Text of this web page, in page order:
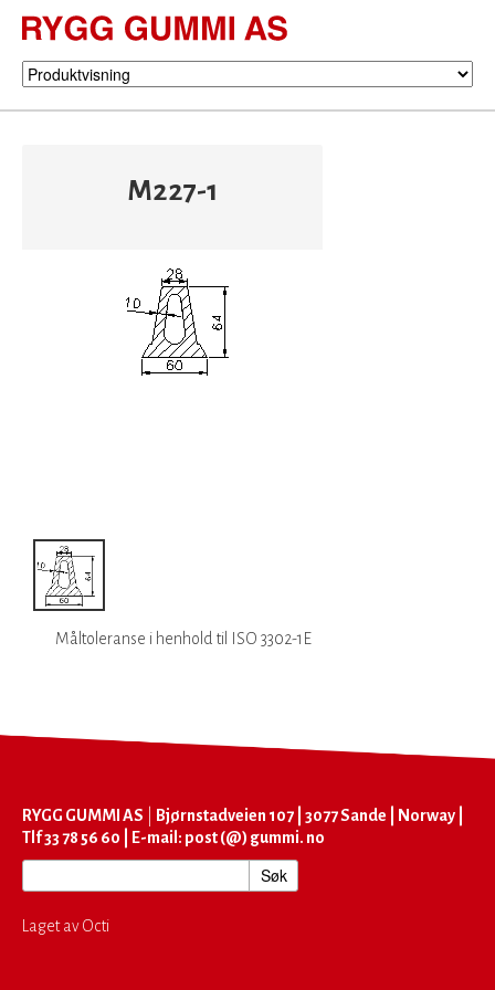
M227-1
Måltoleranse i henhold til ISO 3302-1E
RYGG GUMMI AS
Bjørnstadveien 107 | 3077 Sande | Norway |
Tlf 33 78 56 60 | E-mail: post (@) gummi. no
Laget av Octi